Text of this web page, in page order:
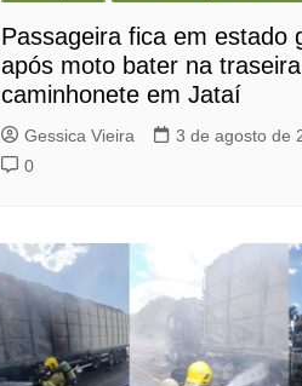
Passageira fica em estado
após moto bater na
caminhonete em Jataí
Gessica Vieira
3 de agosto de
0